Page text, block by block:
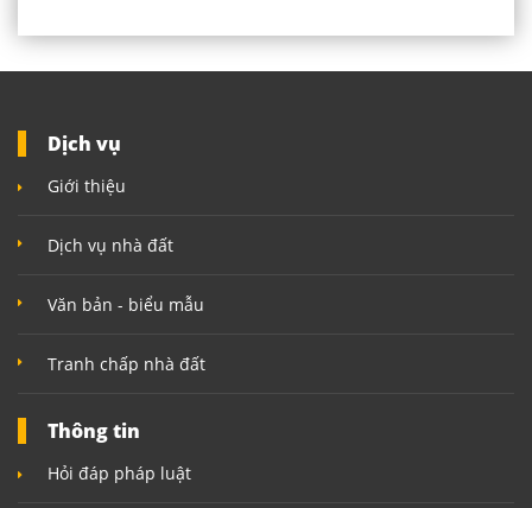
Dịch vụ
Giới thiệu
Dịch vụ nhà đất
Văn bản - biểu mẫu
Tranh chấp nhà đất
Thông tin
Hỏi đáp pháp luật